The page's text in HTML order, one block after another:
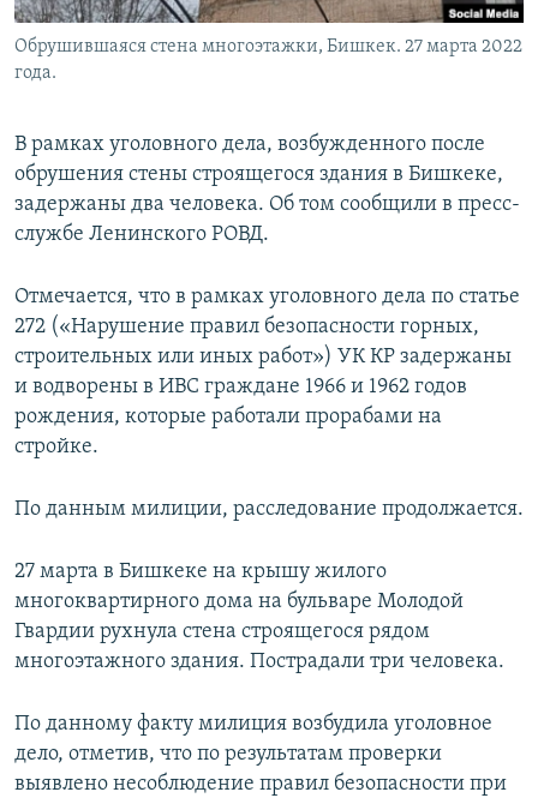
Обрушившаяся стена многоэтажки, Бишкек. 27 марта 2022
года.
В рамках уголовного дела, возбужденного после
обрушения стены строящегося здания в Бишкеке,
задержаны два человека. Об том сообщили в пресс-
службе Ленинского РОВД.
Отмечается, что в рамках уголовного дела по статье
272 («Нарушение правил безопасности горных,
строительных или иных работ») УК КР задержаны
и водворены в ИВС граждане 1966 и 1962 годов
рождения, которые работали прорабами на
стройке.
По данным милиции, расследование продолжается.
27 марта в Бишкеке на крышу жилого
многоквартирного дома на бульваре Молодой
Гвардии рухнула стена строящегося рядом
многоэтажного здания. Пострадали три человека.
По данному факту милиция возбудила уголовное
дело, отметив, что по результатам проверки
выявлено несоблюдение правил безопасности при